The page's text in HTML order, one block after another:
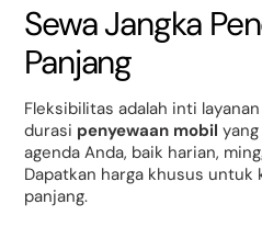
Sewa Jangka
Panjang
Fleksibilitas adalah inti
durasi penyewaan mobil
agenda Anda, baik harian,
Dapatkan harga khusus untuk
panjang.